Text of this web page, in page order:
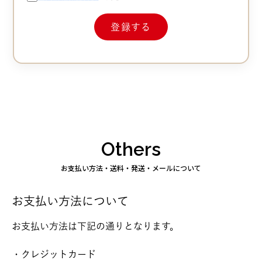
Others
お支払い方法・送料・発送・メールについて
お支払い方法について
お支払い方法は下記の通りとなります。
・クレジットカード